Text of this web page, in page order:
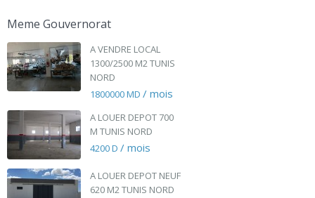
Meme Gouvernorat
A VENDRE LOCAL
1300/2500 M2 TUNIS
NORD
1800000 MD / mois
A LOUER DEPOT 700
M TUNIS NORD
4200 D / mois
A LOUER DEPOT NEUF
620 M2 TUNIS NORD